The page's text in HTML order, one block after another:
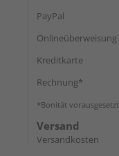
PayPal
Onlineüberweisung
Kreditkarte
Rechnung*
*Bonität vorausgesetzt
Versand
Versandkosten